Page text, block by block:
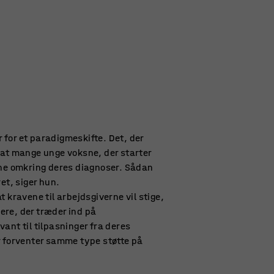
for et paradigmeskifte. Det, der
mange unge voksne, der starter
omkring deres diagnoser. Sådan
siger hun.
kravene til arbejdsgiverne vil stige,
der træder ind på
til tilpasninger fra deres
forventer samme type støtte på